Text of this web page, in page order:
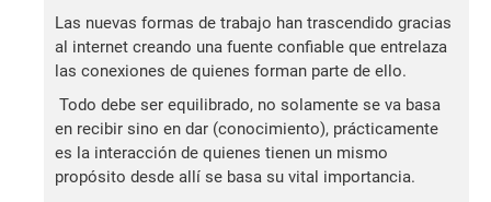
Las nuevas formas de trabajo han trascendido gracias
al internet creando una fuente confiable que entrelaza
las conexiones de quienes forman parte de ello.
Todo debe ser equilibrado, no solamente se va basa
en recibir sino en dar (conocimiento), prácticamente
es la interacción de quienes tienen un mismo
propósito desde allí se basa su vital importancia.